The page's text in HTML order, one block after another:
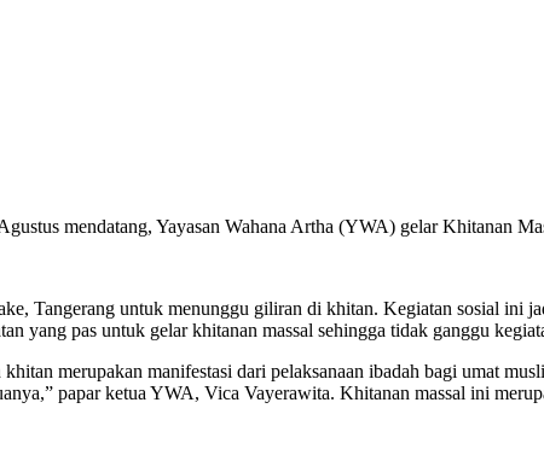
mendatang, Yayasan Wahana Artha (YWA) gelar Khitanan
Tangerang untuk menunggu giliran di khitan. Kegiatan sosial ini
yang pas untuk gelar khitanan massal sehingga tidak ganggu
merupakan manifestasi dari pelaksanaan ibadah bagi umat
papar ketua YWA, Vica Vayerawita. Khitanan massal ini